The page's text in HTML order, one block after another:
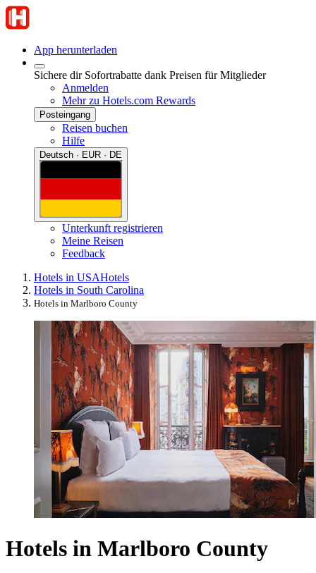
App herunterladen
Sichere dir Sofortrabatte dank Preisen für Mitglieder
Anmelden
Mehr zu Hotels.com Rewards
Posteingang
Reisen buchen
Hilfe
Deutsch · EUR · DE
Unterkunft registrieren
Meine Reisen
Feedback
Hotels in USAHotels
Hotels in South Carolina
Hotels in Marlboro County
Hotels in Marlboro County